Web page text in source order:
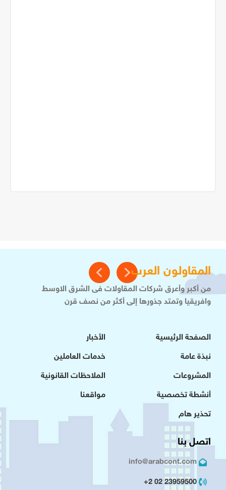
المقاولون العرب
من أكبر وأعرق شركات المقاولات فى الشرق الاوسط
وافريقيا وتمتد جذورها إلى أكثر من نصف قرن
الصفحة الرئيسية
نبذة عامة
المشروعات
أنشطة تخصصية
تحذير هام
الأخبار
خدمات العاملين
الملاحظات القانونية
مواقعنا
اتصل بنا
info@arabcont.com
23959500 02 2+